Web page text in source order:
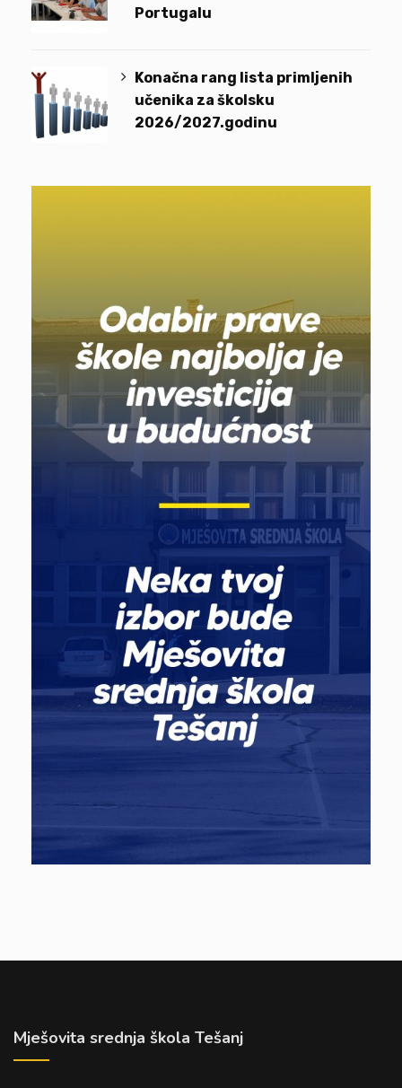
Portugalu
Konačna rang lista primljenih
učenika za školsku
2026/2027.godinu
Mješovita srednja škola Tešanj